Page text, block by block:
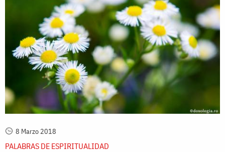
8 Marzo 2018
PALABRAS DE ESPIRITUALIDAD